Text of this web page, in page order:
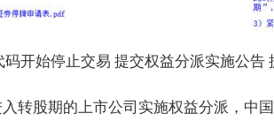
码开始停止交易 提交权益分派实施公告
转股期的上市公司实施权益分派，中